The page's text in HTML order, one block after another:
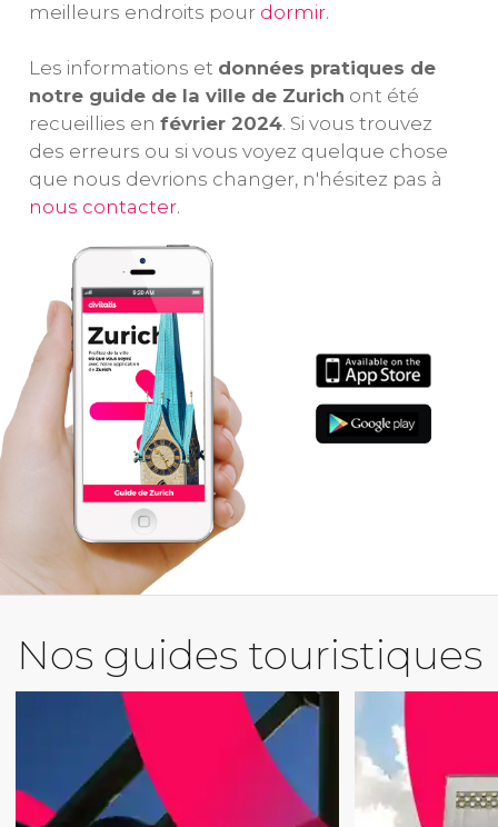
meilleurs endroits pour dormir.
Les informations et données pratiques de
notre guide de la ville de Zurich ont été
recueillies en février 2024. Si vous trouvez
des erreurs ou si vous voyez quelque chose
que nous devrions changer, n'hésitez pas à
nous contacter.
Nos guides touristiques